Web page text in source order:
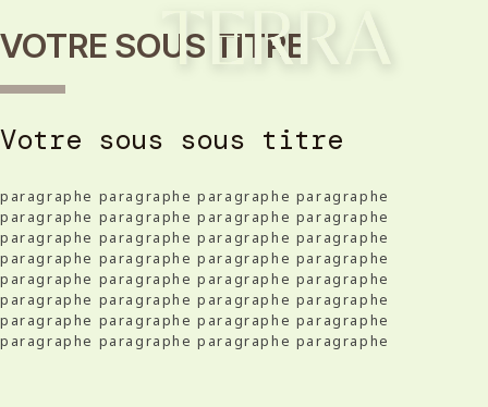
VOTRE SOUS TITRE
Votre sous sous titre
paragraphe paragraphe paragraphe paragraphe
paragraphe paragraphe paragraphe paragraphe
paragraphe paragraphe paragraphe paragraphe
paragraphe paragraphe paragraphe paragraphe
paragraphe paragraphe paragraphe paragraphe
paragraphe paragraphe paragraphe paragraphe
paragraphe paragraphe paragraphe paragraphe
paragraphe paragraphe paragraphe paragraphe